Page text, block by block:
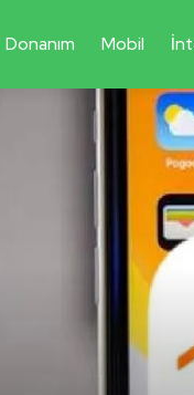
Donanım Mobil